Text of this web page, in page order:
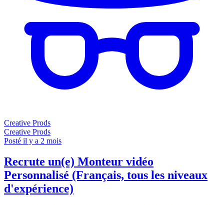
Creative Prods
Creative Prods
Posté il y a 2 mois
Recrute un(e) Monteur vidéo
Personnalisé (Français, tous les niveaux
d'expérience)